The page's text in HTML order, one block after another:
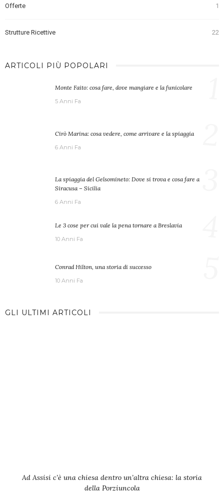
Offerte 1
Strutture Ricettive 22
ARTICOLI PIÙ POPOLARI
Monte Faito: cosa fare, dove mangiare e la funicolare
5 Anni Fa
Cirò Marina: cosa vedere, come arrivare e la spiaggia
6 Anni Fa
La spiaggia del Gelsomineto: Dove si trova e cosa fare a
Siracusa – Sicilia
6 Anni Fa
Le 3 cose per cui vale la pena tornare a Breslavia
10 Anni Fa
Conrad Hilton, una storia di successo
10 Anni Fa
GLI ULTIMI ARTICOLI
Ad Assisi c’è una chiesa dentro un’altra chiesa: la storia
della Porziuncola